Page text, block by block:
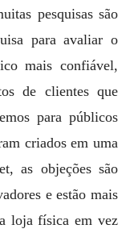
pesquisas são
para avaliar o
mais confiável,
de clientes que
para públicos
criados em uma
as objeções são
e estão mais
loja física em vez